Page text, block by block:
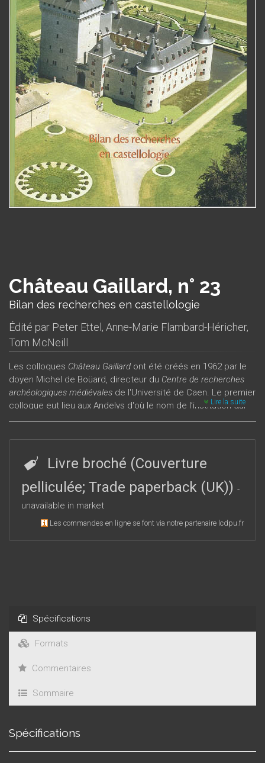
Château Gaillard, n° 23
Bilan des recherches en castellologie
Édité par Peter Ettel , Anne-Marie Flambard-Héricher,
Tom McNeill
Les colloques Château Gaillard ont été créés en 1962 par le
doyen Michel de Boüard, directeur du Centre de recherches
archéologiques médiévales de l'Université de Caen. Le premier
colloque eut lieu aux Andelys d'où le nom de l’institution qui
se consacre essentiellement à la recherche historique et
deux ans dans différents pays européens (Allemagne,
Belgique, Danemark, Espagne, France, Grande-Bretagne,
Hongrie, Irlande, Luxembourg, Pays-Bas, Pologne,
Républiques Slovaque et Tchèque, Suède, Suisse). Chaque
colloque regroupe une centaine de chercheurs des pays
indiqués plus haut. Les communications sont publiées dans
Lire la suite
Livre broché (Couverture
pelliculée; Trade paperback (UK)) -
unavailable in market
Les commandes en ligne se font via notre partenaire lcdpu.fr
Spécifications
Formats
Commentaires
Sommaire
Spécifications